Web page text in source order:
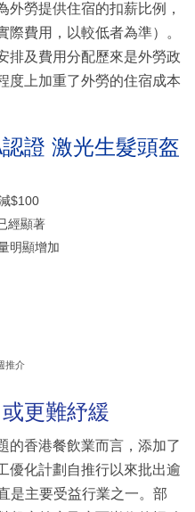
外勞提供住宿的扣薪比例，
費用，以較低者為準）。
排及費用分配歷來是外勞政
度上加重了外勞的住宿成本
證 激光生髮頭盔
$100
經顯著
明顯增加
推介
更難紓緩
的香港餐飲業而言，添加了
優化計劃自推行以來批出逾
是主要受益行業之一。部